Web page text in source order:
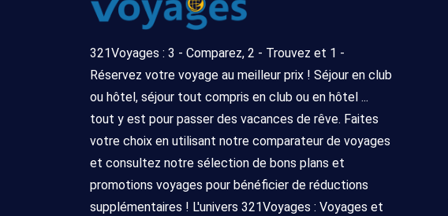
321Voyages : 3 - Comparez, 2 - Trouvez et 1 -
Réservez votre voyage au meilleur prix ! Séjour en club
ou hôtel, séjour tout compris en club ou en hôtel ...
tout y est pour passer des vacances de rêve. Faites
votre choix en utilisant notre comparateur de voyages
et consultez notre sélection de bons plans et
promotions voyages pour bénéficier de réductions
supplémentaires ! L'univers 321Voyages : Voyages et